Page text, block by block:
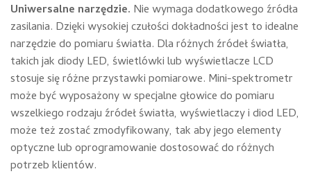
Uniwersalne narzędzie. Nie wymaga dodatkowego źródła
zasilania. Dzięki wysokiej czułości dokładności jest to idealne
narzędzie do pomiaru światła. Dla różnych źródeł światła,
takich jak diody LED, świetlówki lub wyświetlacze LCD
stosuje się różne przystawki pomiarowe. Mini-spektrometr
może być wyposażony w specjalne głowice do pomiaru
wszelkiego rodzaju źródeł światła, wyświetlaczy i diod LED,
może też zostać zmodyfikowany, tak aby jego elementy
optyczne lub oprogramowanie dostosować do różnych
potrzeb klientów.